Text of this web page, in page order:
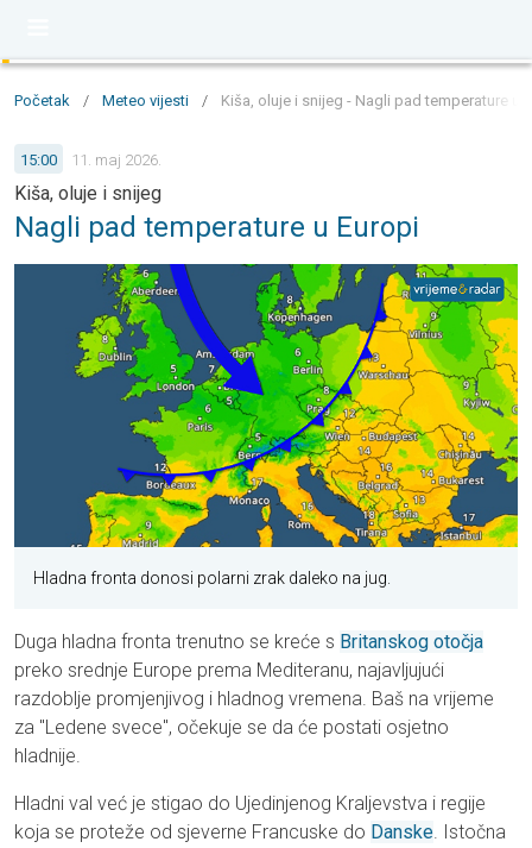
Početak / Meteo vijesti / Kiša, oluje i snijeg - Nagli pad temperature u
15:00 11. maj 2026.
Kiša, oluje i snijeg
Nagli pad temperature u Europi
Hladna fronta donosi polarni zrak daleko na jug.
Duga hladna fronta trenutno se kreće s Britanskog otočja
preko srednje Europe prema Mediteranu, najavljujući
razdoblje promjenjivog i hladnog vremena. Baš na vrijeme
za "Ledene svece", očekuje se da će postati osjetno
hladnije.
Hladni val već je stigao do Ujedinjenog Kraljevstva i regije
koja se proteže od sjeverne Francuske do Danske. Istočna